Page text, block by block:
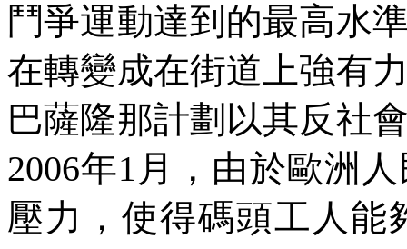
鬥爭運動達到的最高水
在轉變成在街道上強有
巴薩隆那計劃以其反社
2006年1 月，由於歐洲
壓力，使得碼頭工人能